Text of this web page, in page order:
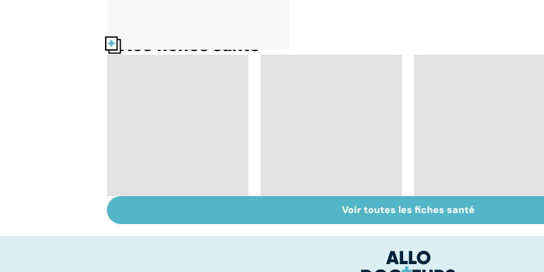
Nos fiches santé
tissus meurent
Douleurs de l'anus :
oser en parler
Embolie pulmonaire :
un caillot dans
Voir toutes les fiches santé